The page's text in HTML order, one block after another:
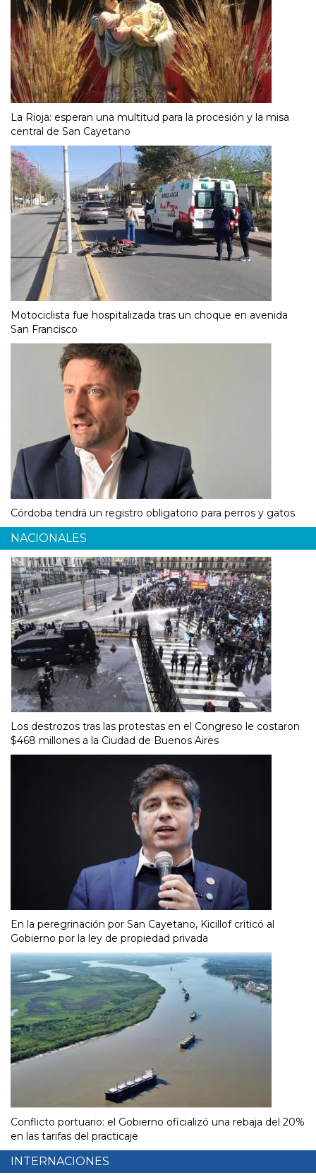
La Rioja: esperan una multitud para la procesión y la misa
central de San Cayetano
Motociclista fue hospitalizada tras un choque en avenida
San Francisco
Córdoba tendrá un registro obligatorio para perros y gatos
NACIONALES
Los destrozos tras las protestas en el Congreso le costaron
$468 millones a la Ciudad de Buenos Aires
En la peregrinación por San Cayetano, Kicillof criticó al
Gobierno por la ley de propiedad privada
Conflicto portuario: el Gobierno oficializó una rebaja del 20%
en las tarifas del practicaje
INTERNACIONES